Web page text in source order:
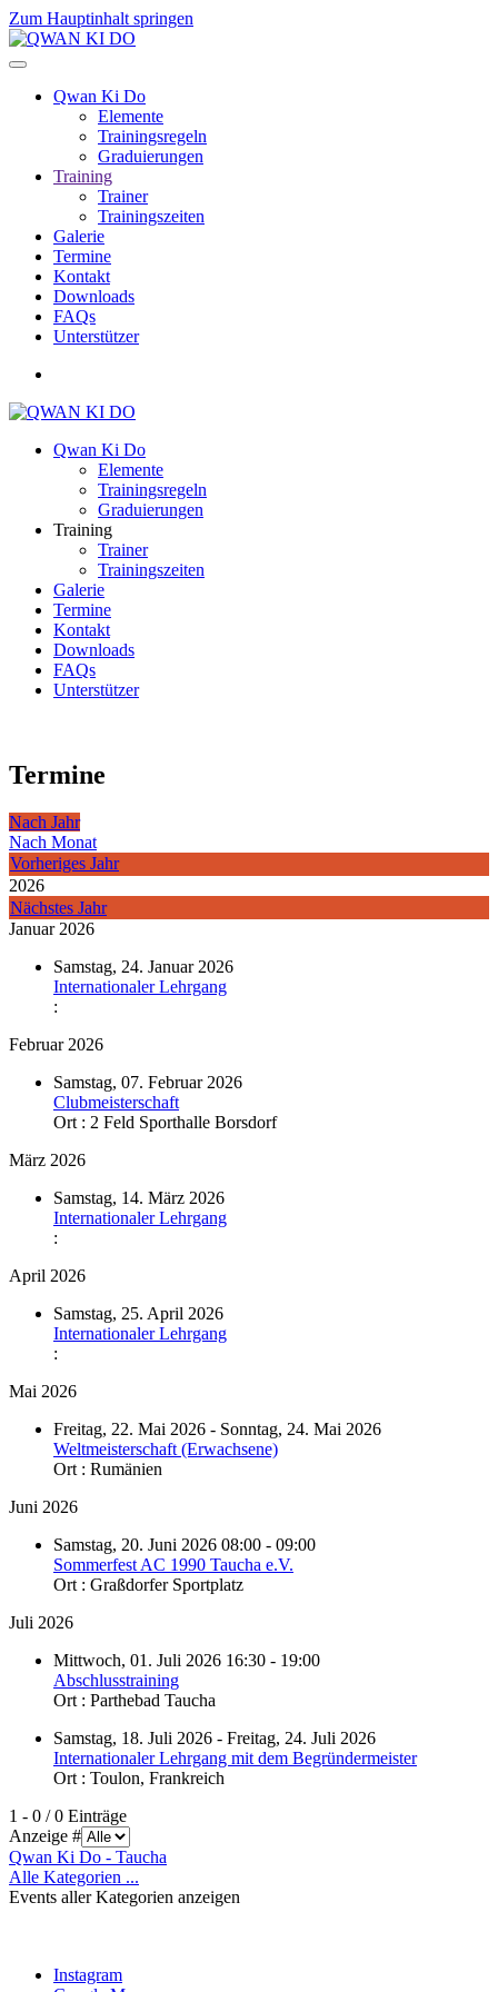
Zum Hauptinhalt springen
Qwan Ki Do
Elemente
Trainingsregeln
Graduierungen
Training
Trainer
Trainingszeiten
Galerie
Termine
Kontakt
Downloads
FAQs
Unterstützer
Qwan Ki Do
Elemente
Trainingsregeln
Graduierungen
Training
Trainer
Trainingszeiten
Galerie
Termine
Kontakt
Downloads
FAQs
Unterstützer
Termine
Nach Jahr
Nach Monat
Vorheriges Jahr
2026
Nächstes Jahr
Januar 2026
Samstag, 24. Januar 2026
Internationaler Lehrgang
:
Februar 2026
Samstag, 07. Februar 2026
Clubmeisterschaft
Ort : 2 Feld Sporthalle Borsdorf
März 2026
Samstag, 14. März 2026
Internationaler Lehrgang
:
April 2026
Samstag, 25. April 2026
Internationaler Lehrgang
:
Mai 2026
Freitag, 22. Mai 2026 - Sonntag, 24. Mai 2026
Weltmeisterschaft (Erwachsene)
Ort : Rumänien
Juni 2026
Samstag, 20. Juni 2026 08:00 - 09:00
Sommerfest AC 1990 Taucha e.V.
Ort : Graßdorfer Sportplatz
Juli 2026
Mittwoch, 01. Juli 2026 16:30 - 19:00
Abschlusstraining
Ort : Parthebad Taucha
Samstag, 18. Juli 2026 - Freitag, 24. Juli 2026
Internationaler Lehrgang mit dem Begründermeister
Ort : Toulon, Frankreich
Limite der Paginierungsliste
1 - 0 / 0 Einträge
Anzeige #
Qwan Ki Do - Taucha
Alle Kategorien ...
Events aller Kategorien anzeigen
Instagram